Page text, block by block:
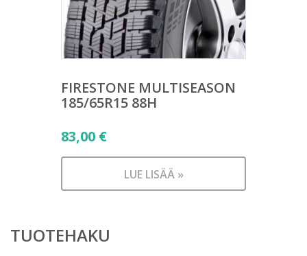
FIRESTONE MULTISEASON
185/65R15 88H
83,00 €
LUE LISÄÄ »
TUOTEHAKU